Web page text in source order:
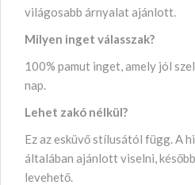
világosabb árnyalat ajánlott.
Milyen inget válasszak?
100% pamut inget, amely jól
nap.
Lehet zakó nélkül?
Ez az esküvő stílusától függ. A
általában ajánlott viselni,
levehető.